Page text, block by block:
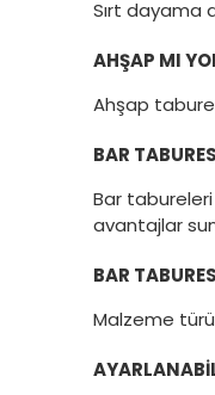
Sırt dayama
AHŞAP MI
Ahşap
BAR
Bar
avantajlar
BAR
Malzeme